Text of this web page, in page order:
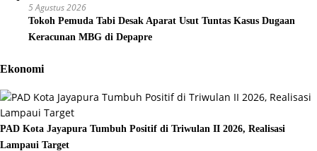
5 Agustus 2026
Tokoh Pemuda Tabi Desak Aparat Usut Tuntas Kasus Dugaan
Keracunan MBG di Depapre
Ekonomi
PAD Kota Jayapura Tumbuh Positif di Triwulan II 2026, Realisasi
Lampaui Target